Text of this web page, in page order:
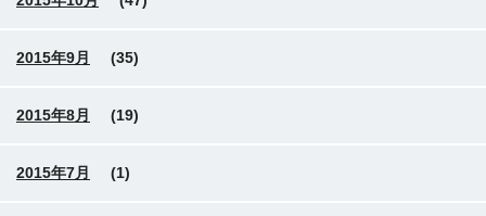
2015年9月 (35)
2015年8月 (19)
2015年7月 (1)